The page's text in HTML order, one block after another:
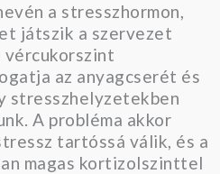
a stresszhormon,
játszik a szervezet
vércukorszint
az anyagcserét és
stresszhelyzetekben
A probléma akkor
tartóssá válik, és a
magas kortizolszinttel